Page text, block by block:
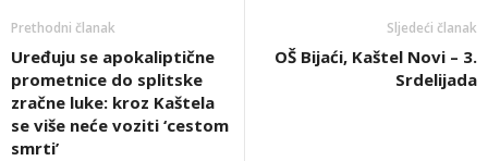
Prethodni članak
Uređuju se apokaliptične
prometnice do splitske
zračne luke: kroz Kaštela
se više neće voziti ‘cestom
smrti’
Sljedeći članak
OŠ Bijaći, Kaštel Novi – 3.
Srdelijada